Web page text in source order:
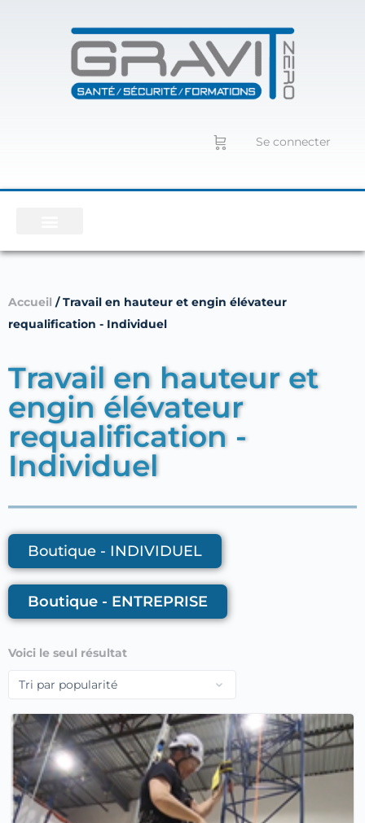
Se connecter
Accueil / Travail en hauteur et engin élévateur
requalification - Individuel
Travail en hauteur et
engin élévateur
requalification -
Individuel
Boutique - INDIVIDUEL
Boutique - ENTREPRISE
Voici le seul résultat